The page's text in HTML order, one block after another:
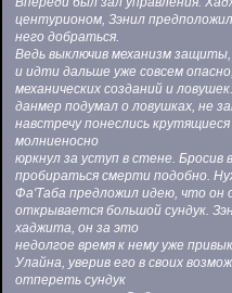
центурионом, Зэнил
него добраться.
Ведь выключив механизм
и идти дальше уже совсем
механических созданий и
данмер подумал о ловушках, не
навстречу понеслись
молниеносно
юркнул за уступ в стене.
пробираться смерти подобно.
Фа'Таба предложил идею, что он
открывается большой сундук.
хаджита, он за это
недолгое время к нему уже
Улайна, уверив его в своих
отпереть сундук